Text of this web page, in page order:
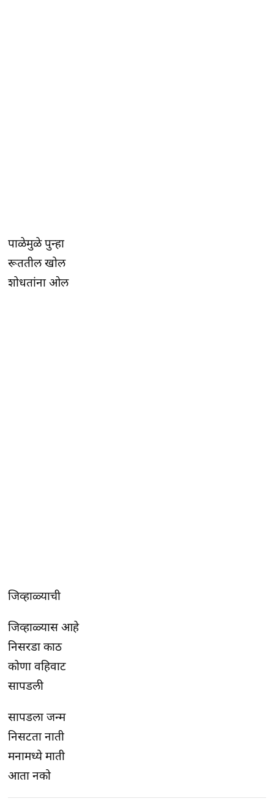
पाळेमुळे पुन्हा
रूततील खोल
शोधतांना ओल
जिव्हाळ्याची
जिव्हाळ्यास आहे
निसरडा काठ
कोणा वहिवाट
सापडली
सापडला जन्म
निसटता नाती
मनामध्ये माती
आता नको